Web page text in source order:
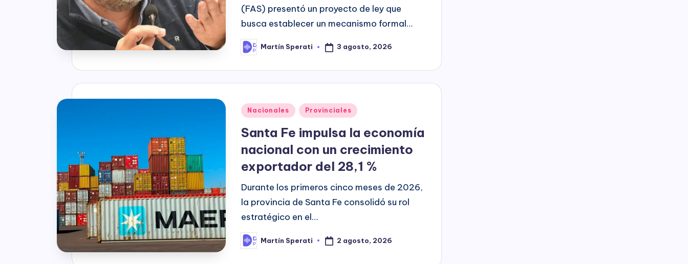
(FAS) presentó un proyecto de ley que
busca establecer un mecanismo formal…
Posted
by
Martín Sperati 3 agosto, 2026
Posted
Nacionales Provinciales
Santa Fe impulsa la economía
nacional con un crecimiento
exportador del 28,1 %
Durante los primeros cinco meses de 2026,
la provincia de Santa Fe consolidó su rol
estratégico en el…
Posted
by
Martín Sperati 2 agosto, 2026